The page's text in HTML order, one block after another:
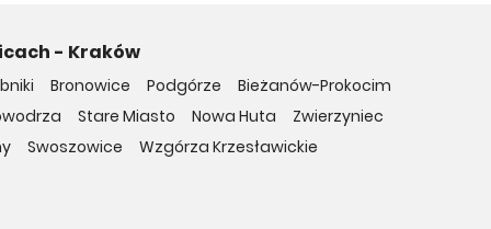
- Kraków
Bronowice Podgórze
Bieżanów-Prokocim
Stare Miasto Nowa Huta
Zwierzyniec
Swoszowice Wzgórza Krzesławickie